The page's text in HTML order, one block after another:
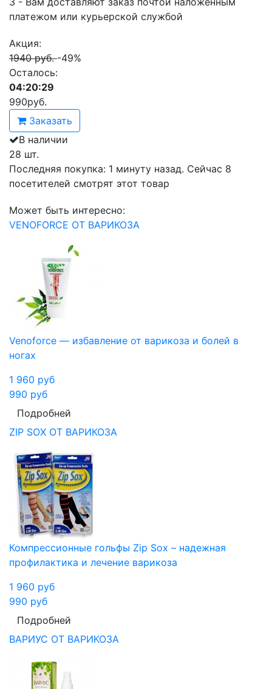
платежом или курьерской службой
Акция:
1940 руб.-49%
Осталось:
04:20:29
990руб.
Заказать
В наличии
28 шт.
Последняя покупка: 1 минуту назад. Сейчас 8
посетителей смотрят этот товар
Может быть интересно:
VENOFORCE ОТ ВАРИКОЗА
Venoforce — избавление от варикоза и болей в
ногах
1 960 руб
990 руб
Подробней
ZIP SOX ОТ ВАРИКОЗА
Компрессионные гольфы Zip Sox – надежная
профилактика и лечение варикоза
1 960 руб
990 руб
Подробней
ВАРИУС ОТ ВАРИКОЗА